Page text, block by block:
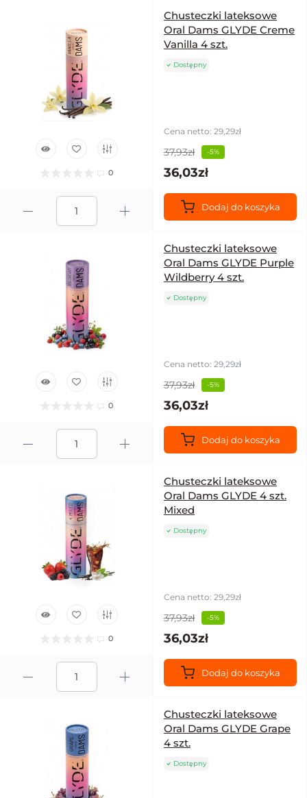
0
Chusteczki lateksowe
Oral Dams GLYDE Creme
Vanilla 4 szt.
Dostępny
Cena netto: 29,29zł
37,93zł -5%
36,03zł
Dodaj do koszyka
0
Chusteczki lateksowe
Oral Dams GLYDE Purple
Wildberry 4 szt.
Dostępny
Cena netto: 29,29zł
37,93zł -5%
36,03zł
Dodaj do koszyka
0
Chusteczki lateksowe
Oral Dams GLYDE 4 szt.
Mixed
Dostępny
Cena netto: 29,29zł
37,93zł -5%
36,03zł
Dodaj do koszyka
Chusteczki lateksowe
Oral Dams GLYDE Grape
4 szt.
Dostępny